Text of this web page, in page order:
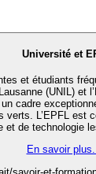
Université et
et étudiants
(UNIL) et
cadre
verts. L’EPFL est
de technologie
En savoir